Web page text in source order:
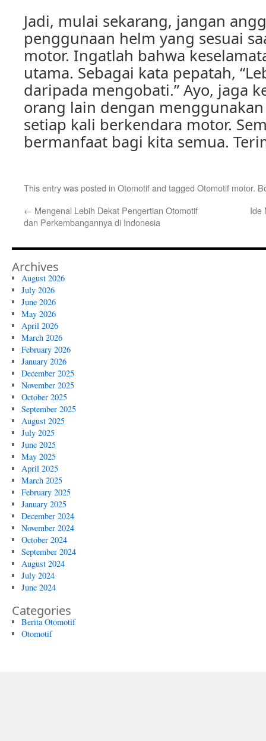
Jadi, mulai sekarang, jangan
penggunaan helm yang sesuai
motor. Ingatlah bahwa
utama. Sebagai kata pepatah,
daripada mengobati.” Ayo, jaga
orang lain dengan
setiap kali berkendara motor.
bermanfaat bagi kita semua.
This entry was posted in Otomotifand tagged Otomotif motor.
← Mengenal Lebih Dekat Pengertian Otomotif
dan Perkembangannya di Indonesia
Ide
Archives
August 2026
July 2026
June 2026
May 2026
April 2026
March 2026
February 2026
January 2026
December 2025
November 2025
October 2025
September 2025
August 2025
July 2025
June 2025
May 2025
April 2025
March 2025
February 2025
January 2025
December 2024
November 2024
October 2024
September 2024
August 2024
July 2024
June 2024
Categories
Berita Otomotif
Otomotif